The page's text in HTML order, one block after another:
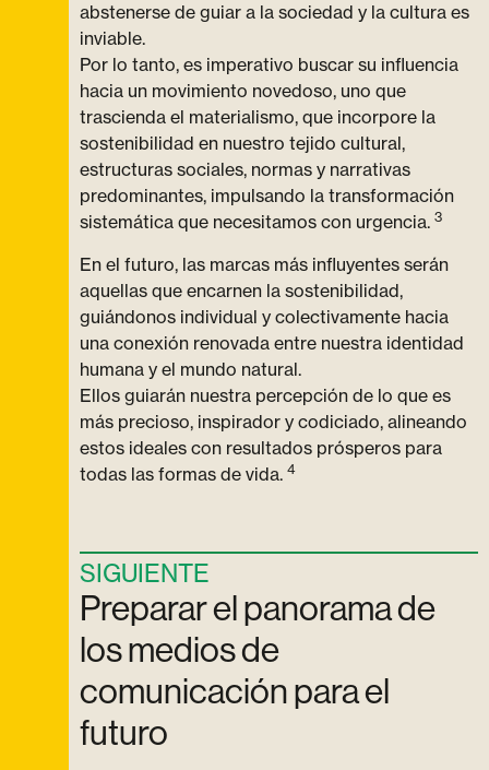
abstenerse de guiar a la sociedad y la cultura es
inviable.
Por lo tanto, es imperativo buscar su influencia
hacia un movimiento novedoso, uno que
trascienda el materialismo, que incorpore la
sostenibilidad en nuestro tejido cultural,
estructuras sociales, normas y narrativas
predominantes, impulsando la transformación
sistemática que necesitamos con urgencia. 3
En el futuro, las marcas más influyentes serán
aquellas que encarnen la sostenibilidad,
guiándonos individual y colectivamente hacia
una conexión renovada entre nuestra identidad
humana y el mundo natural.
Ellos guiarán nuestra percepción de lo que es
más precioso, inspirador y codiciado, alineando
estos ideales con resultados prósperos para
todas las formas de vida. 4
SIGUIENTE
Preparar el panorama de
los medios de
comunicación para el
futuro